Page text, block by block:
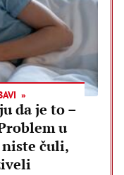
da je to –
u
čuli,